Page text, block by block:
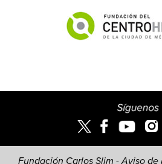
Fundación Carlos Slim -Aviso de